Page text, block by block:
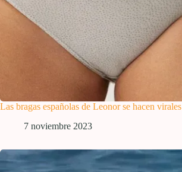
Las bragas españolas de Leonor se hacen virales
7 noviembre 2023